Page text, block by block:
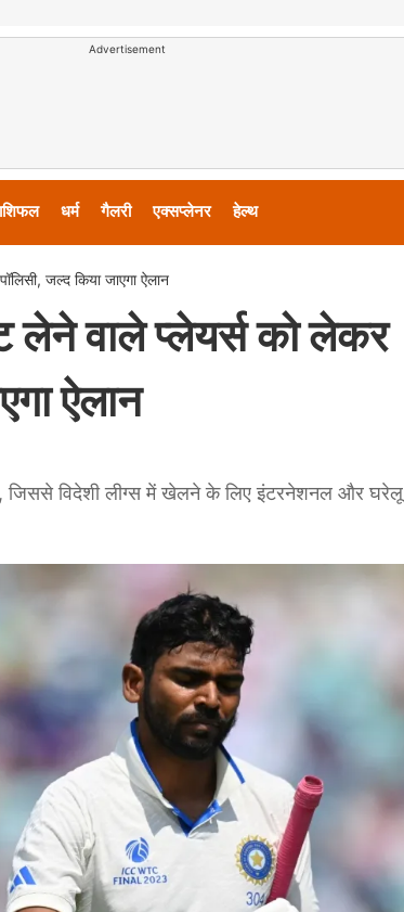
Advertisement
धर्म गैलरी एक्सप्लेनर हेल्थ
जल्द किया जाएगा ऐलान
लेने वाले प्लेयर्स को लेकर
ऐलान
है, जिससे विदेशी लीग्स में खेलने के लिए इंटरनेशनल और घरेलू